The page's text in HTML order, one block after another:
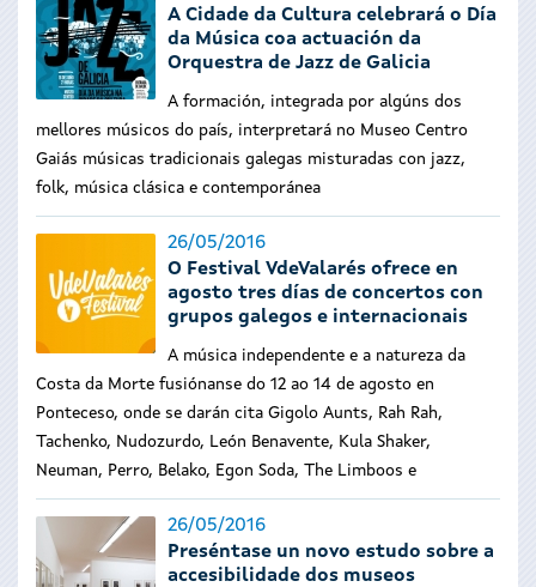
A Cidade da Cultura celebrará o Día
da Música coa actuación da
Orquestra de Jazz de Galicia
A formación, integrada por algúns dos
mellores músicos do país, interpretará no Museo Centro
Gaiás músicas tradicionais galegas misturadas con jazz,
folk, música clásica e contemporánea
26/05/2016
O Festival VdeValarés ofrece en
agosto tres días de concertos con
grupos galegos e internacionais
A música independente e a natureza da
Costa da Morte fusiónanse do 12 ao 14 de agosto en
Ponteceso, onde se darán cita Gigolo Aunts, Rah Rah,
Tachenko, Nudozurdo, León Benavente, Kula Shaker,
Neuman, Perro, Belako, Egon Soda, The Limboos e
26/05/2016
Preséntase un novo estudo sobre a
accesibilidade dos museos